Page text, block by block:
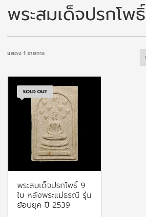
พระสมเด็จปรกโพธิ์
แสดง 1 รายการ
SOLD OUT
พระสมเด็จปรกโพธิ์ 9
ใบ หลังพระแม่ธรณี รุ่น
ย้อนยุค ปี 2539